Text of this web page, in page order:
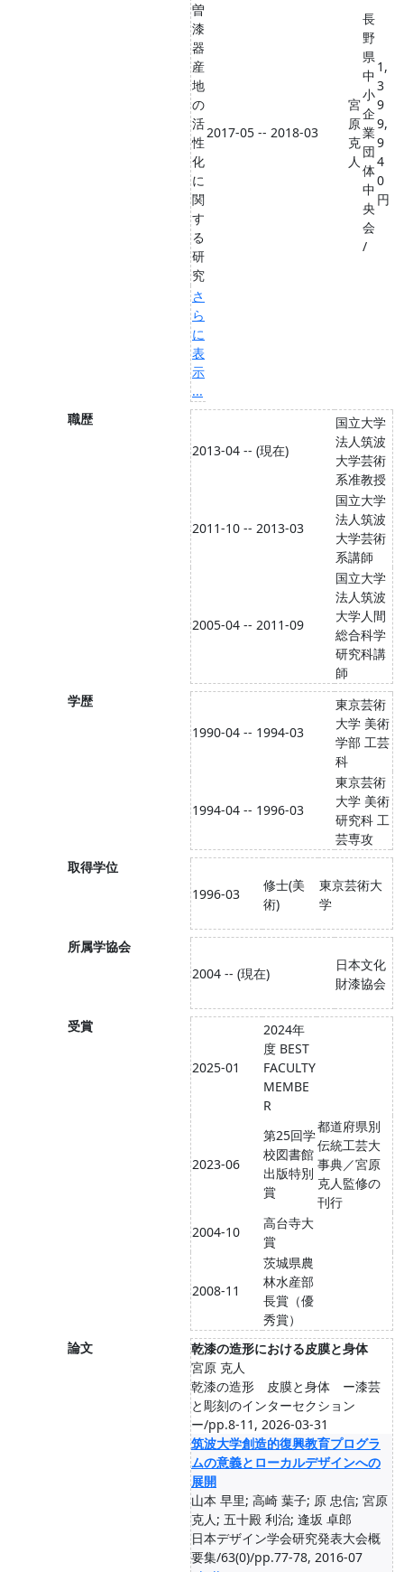
曽
漆
器
産
地
の
活
性
化
に
関
す
る
研
究
2017-05 -- 2018-03
宮
原
克
人
長
野
県
中
小
企
業
団
体
中
央
会
/
1,
3
9
9,
9
4
0
円
さ
ら
に
表
示
...
職歴
2013-04 -- (現在)
国立大学
法人筑波
大学芸術
系准教授
2011-10 -- 2013-03
国立大学
法人筑波
大学芸術
系講師
2005-04 -- 2011-09
国立大学
法人筑波
大学人間
総合科学
研究科講
師
学歴
1990-04 -- 1994-03
東京芸術
大学 美術
学部 工芸
科
1994-04 -- 1996-03
東京芸術
大学 美術
研究科 工
芸専攻
取得学位
1996-03
修士(美
術)
東京芸術大
学
所属学協会
2004 -- (現在)
日本文化
財漆協会
受賞
2025-01
2024年
度 BEST
FACULTY
MEMBE
R
2023-06
第25回学
校図書館
出版特別
賞
都道府県別
伝統工芸大
事典／宮原
克人監修の
刊行
2004-10
高台寺大
賞
2008-11
茨城県農
林水産部
長賞（優
秀賞）
論文
乾漆の造形における皮膜と身体
宮原 克人
乾漆の造形 皮膜と身体 ー漆芸
と彫刻のインターセクション
ー/pp.8-11, 2026-03-31
筑波大学創造的復興教育プログラ
ムの意義とローカルデザインへの
展開
山本 早里; 高崎 葉子; 原 忠信; 宮原
克人; 五十殿 利治; 逢坂 卓郎
日本デザイン学会研究発表大会概
要集/63(0)/pp.77-78, 2016-07